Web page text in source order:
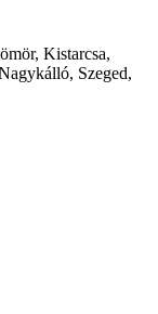
Kistarcsa,
Szeged,